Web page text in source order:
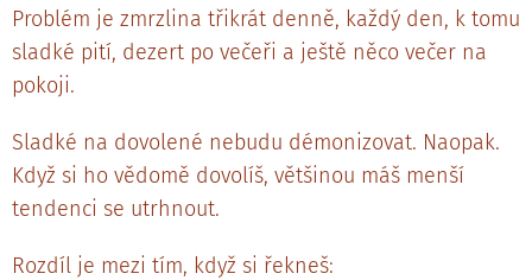
Problém je zmrzlina třikrát denně, každý den, k tomu
sladké pití, dezert po večeři a ještě něco večer na
pokoji.
Sladké na dovolené nebudu démonizovat. Naopak.
Když si ho vědomě dovolíš, většinou máš menší
tendenci se utrhnout.
Rozdíl je mezi tím, když si řekneš: